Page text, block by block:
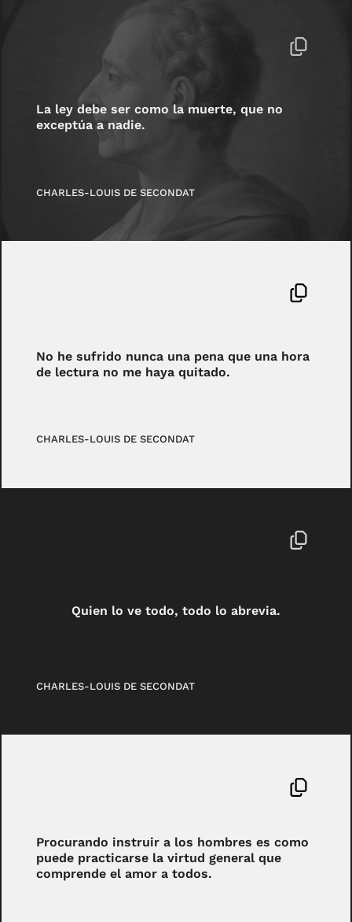
La ley debe ser como la muerte, que no
exceptúa a nadie.
CHARLES-LOUIS DE SECONDAT
No he sufrido nunca una pena que una hora
de lectura no me haya quitado.
CHARLES-LOUIS DE SECONDAT
Quien lo ve todo, todo lo abrevia.
CHARLES-LOUIS DE SECONDAT
Procurando instruir a los hombres es como
puede practicarse la virtud general que
comprende el amor a todos.